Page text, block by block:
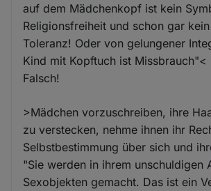
auf dem Mädchenkopf ist kein
Religionsfreiheit und schon gar
Toleranz! Oder von gelungener
Kind mit Kopftuch ist Missbrauch"<
Falsch!
>Mädchen vorzuschreiben, ihre
zu verstecken, nehme ihnen ihr
Selbstbestimmung über sich und
"Sie werden in ihrem unschuldigen
Sexobjekten gemacht. Das ist ein